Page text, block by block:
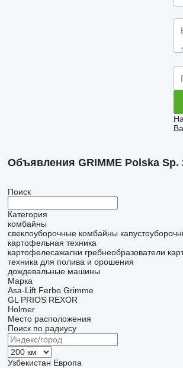
Объявления GRIMME Polska Sp.
Поиск
Категория
комбайны
свеклоуборочные комбайны
картофельная техника
картофелесажалки гребнеобразователи
техника для полива и орошения
дождевальные машины
Марка
Asa-Lift Ferbo Grimme
GL PRIOS REXOR
Holmer
Место расположения
Поиск по радиусу
Узбекистан Европа